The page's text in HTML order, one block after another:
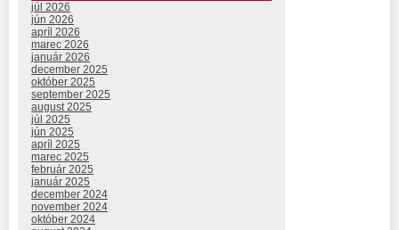
júl 2026
jún 2026
apríl 2026
marec 2026
január 2026
december 2025
október 2025
september 2025
august 2025
júl 2025
jún 2025
apríl 2025
marec 2025
február 2025
január 2025
december 2024
november 2024
október 2024